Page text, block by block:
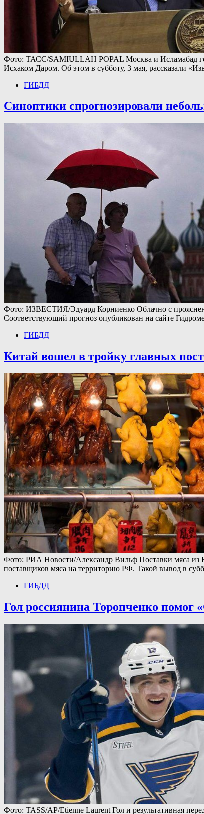
Фото: ТАСС/SAMIULLAH POPAL Москва и Исламабад
Исхаком Даром. Об этом в субботу, 3 мая, рассказали
ГИБДД
Синоптики спрогнозировали
Фото: ИЗВЕСТИЯ/Эдуард Корниенко Облачно с
Соответствующий прогноз опубликован на сайте
ГИБДД
Китай вошел в тройку главных
Фото: РИА Новости/Александр Вильф Поставки мяса из
поставщиков мяса на территорию РФ. Такой вывод в
ГИБДД
Гол россиянина Торопченко
Фото: TASS/AP/Etienne Laurent Гол и результативная